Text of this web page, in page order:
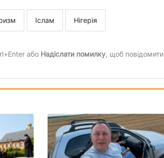
Іслам Нігерія
або Надіслати помилку, щоб повідомити